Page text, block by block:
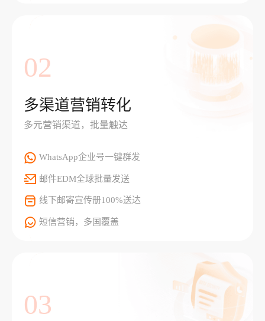
02
多渠道营销转化
多元营销渠道，批量触达
WhatsApp企业号一键群发
邮件EDM全球批量发送
线下邮寄宣传册100%送达
短信营销，多国覆盖
03